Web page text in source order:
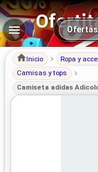
Ofertas
Inicio Ropa y
Camisas y tops
Camiseta adidas